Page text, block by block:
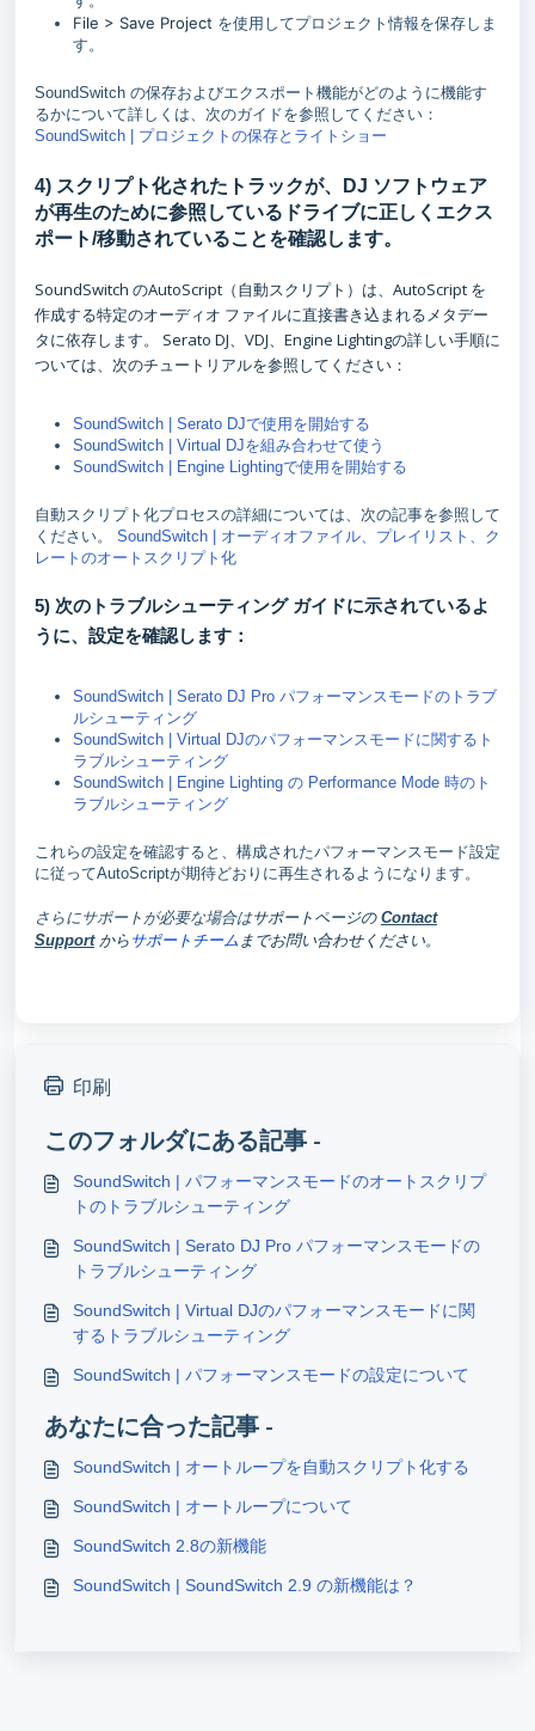
File > Save Project を使用してプロジェクト情報を保存しま
す。
SoundSwitch の保存およびエクスポート機能がどのように機能す
るかについて詳しくは、次のガイドを参照してください：
SoundSwitch | プロジェクトの保存とライトショー
4) スクリプト化されたトラックが、DJ ソフトウェア
が再生のために参照しているドライブに正しくエクス
ポート/移動されていることを確認します。
SoundSwitch のAutoScript（自動スクリプト）は、AutoScript を
作成する特定のオーディオ ファイルに直接書き込まれるメタデー
タに依存します。 Serato DJ、VDJ、Engine Lightingの詳しい手順に
ついては、次のチュートリアルを参照してください：
SoundSwitch | Serato DJで使用を開始する
SoundSwitch | Virtual DJを組み合わせて使う
SoundSwitch | Engine Lightingで使用を開始する
自動スクリプト化プロセスの詳細については、次の記事を参照して
ください。 SoundSwitch | オーディオファイル、プレイリスト、ク
レートのオートスクリプト化
5) 次のトラブルシューティング ガイドに示されているよ
うに、設定を確認します：
SoundSwitch | Serato DJ Pro パフォーマンスモードのトラブ
ルシューティング
SoundSwitch | Virtual DJのパフォーマンスモードに関するト
ラブルシューティング
SoundSwitch | Engine Lighting の Performance Mode 時のト
ラブルシューティング
これらの設定を確認すると、構成されたパフォーマンスモード設定
に従ってAutoScriptが期待どおりに再生されるようになります。
さらにサポートが必要な場合はサポートページの Contact
Supportからサポートチーム までお問い合わせください。
印刷
このフォルダにある記事 -
SoundSwitch | パフォーマンスモードのオートスクリプ
トのトラブルシューティング
SoundSwitch | Serato DJ Pro パフォーマンスモードの
トラブルシューティング
SoundSwitch | Virtual DJのパフォーマンスモードに関
するトラブルシューティング
SoundSwitch | パフォーマンスモードの設定について
あなたに合った記事 -
SoundSwitch | オートループを自動スクリプト化する
SoundSwitch | オートループについて
SoundSwitch 2.8の新機能
SoundSwitch | SoundSwitch 2.9 の新機能は？